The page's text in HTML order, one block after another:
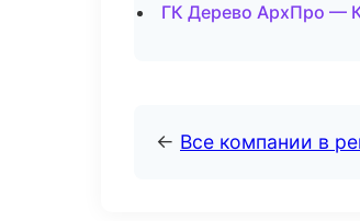
ГК Дерево АрхПро —
← Все компании в